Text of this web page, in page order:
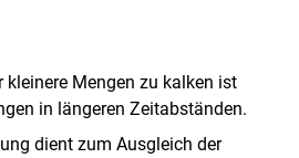
main content
Mengen zu kalken ist
in längeren Zeitabständen.
dient zum Ausgleich der